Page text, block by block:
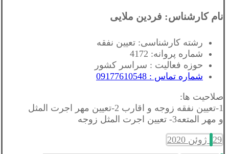
نام کارشناس: فردین ملایی
رشته کارشناسی: تعیین نفقه
شماره پروانه: 4172
حوزه فعالیت : سراسر کشور
شماره تماس : 09177610548
صلاحیت ها:
1-تعيين نفقه زوجه و اقارب 2-تعيين مهر اجرت المثل
و مهر المتعه3- تعيين اجرت المثل زوجه
29 ژوئن 2020